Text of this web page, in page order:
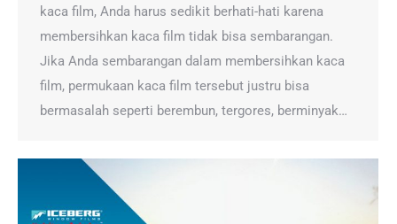
kaca film, Anda harus sedikit berhati-hati karena
membersihkan kaca film tidak bisa sembarangan.
Jika Anda sembarangan dalam membersihkan kaca
film, permukaan kaca film tersebut justru bisa
bermasalah seperti berembun, tergores, berminyak…